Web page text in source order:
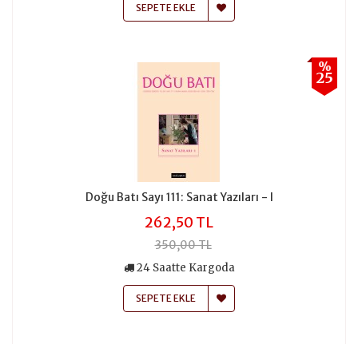
SEPETE EKLE
%
25
Doğu Batı Sayı 111: Sanat Yazıları - I
262,50 TL
350,00 TL
24 Saatte Kargoda
SEPETE EKLE